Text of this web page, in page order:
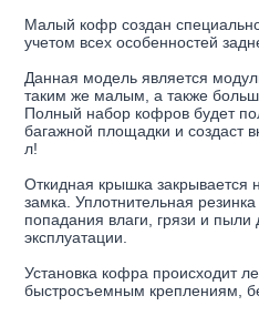
Малый кофр создан
учетом всех особенностей
Данная модель является
таким же малым, а также
Полный набор кофров будет
багажной площадки и
л!
Откидная крышка закрывается
замка. Уплотнительная
попадания влаги, грязи и
эксплуатации.
Установка кофра происходит
быстросъемным креплениям,